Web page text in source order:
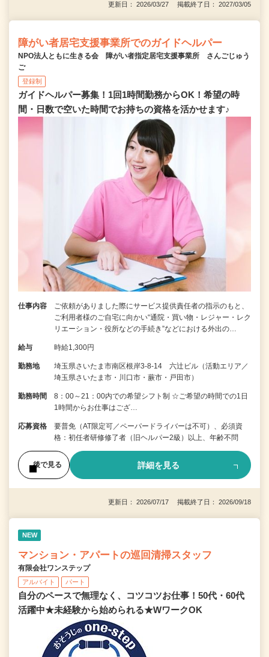
更新日： 2026/03/27 掲載終了日： 2027/03/05
障がい者居宅支援事業所でのガイドヘルパー
NPO法人ともに生きる会 障がい者指定居宅支援事業所 さんごじゅう
ご
登録制
ガイドヘルパー募集！1回1時間勤務からOK！希望の時
間・日数で空いた時間でお持ちの資格を活かせます♪
仕事内容
ご依頼がありました際にサービス提供責任者の指示のもと、
ご利用者様のご自宅に向かい“通院・買い物・レジャー・レク
リエーション・役所などの手続き”などにおける外出の…
給与 時給1,300円
勤務地
埼玉県さいたま市南区根岸3-8-14 六辻ビル（活動エリア／
埼玉県さいたま市・川口市・蕨市・戸田市）
勤務時間
8：00～21：00内での希望シフト制 ☆ご希望の時間での1日
1時間からお仕事はござ…
応募資格
要普免（AT限定可／ペーパードライバーは不可）、必須資
格：初任者研修修了者（旧ヘルパー2級）以上、年齢不問
後で見る 詳細を見る
更新日： 2026/07/17 掲載終了日： 2026/09/18
NEW
マンション・アパートの巡回清掃スタッフ
有限会社ワンステップ
アルバイト パート
自分のペースで無理なく、コツコツお仕事！50代・60代
活躍中★未経験から始められる★WワークOK